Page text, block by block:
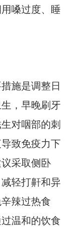
嗓过度、睡
施是调整日
，早晚刷牙
对咽部的刺
致免疫力下
采取侧卧
轻打鼾和异
辣过热食
温和的饮食